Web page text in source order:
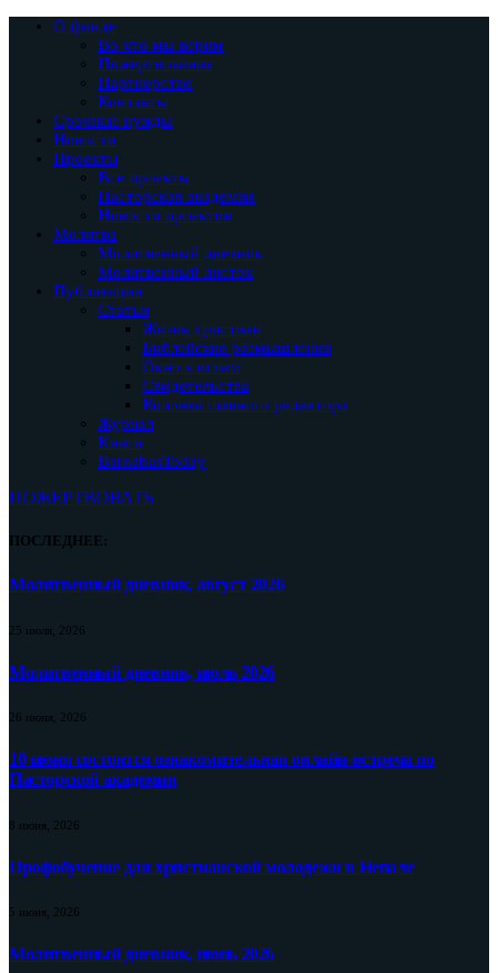
О фонде
Во что мы верим
Пожертвования
Партнерство
Контакты
Срочные нужды
Новости
Проекты
Все проекты
Пасторская академия
Новости проектов
Молитва
Молитвенный дневник
Молитвенный листок
Публикации
Статьи
Жизнь христиан
Библейские размышления
Окно в ислам
Свидетельства
Колонка главного редактора
Журнал
Книги
BarnabasToday
ПОЖЕРТВОВАТЬ
ПОСЛЕДНЕЕ:
Молитвенный дневник, август 2026
25 июля, 2026
Молитвенный дневник, июль 2026
26 июня, 2026
10 июня состоится ознакомительная онлайн-встреча по
Пасторской академии
8 июня, 2026
Профобучение для христианской молодежи в Непале
5 июня, 2026
Молитвенный дневник, июнь 2026